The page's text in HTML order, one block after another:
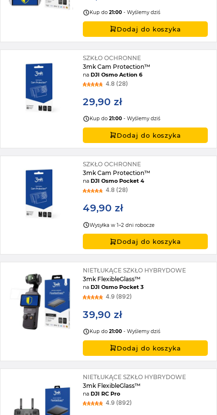
Kup do21:00 - Wyślemy dziś
Dodaj do koszyka
SZKŁO OCHRONNE
3mk Cam Protection™
naDJI Osmo Action 6
4.8 (28)
29,90 zł
Kup do21:00 - Wyślemy dziś
Dodaj do koszyka
SZKŁO OCHRONNE
3mk Cam Protection™
naDJI Osmo Pocket 4
4.8 (28)
49,90 zł
Wysyłka w 1–2 dni robocze
Dodaj do koszyka
NIETŁUKĄCE SZKŁO HYBRYDOWE
3mk FlexibleGlass™
naDJI Osmo Pocket 3
4.9 (892)
39,90 zł
Kup do21:00 - Wyślemy dziś
Dodaj do koszyka
NIETŁUKĄCE SZKŁO HYBRYDOWE
3mk FlexibleGlass™
naDJI RC Pro
4.9 (892)